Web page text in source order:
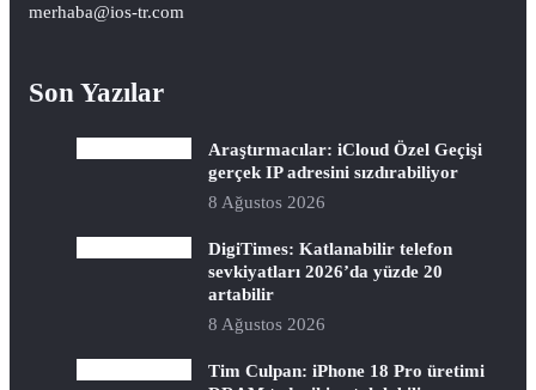
merhaba@ios-tr.com
Son Yazılar
Araştırmacılar: iCloud Özel Geçişi
gerçek IP adresini sızdırabiliyor
8 Ağustos 2026
DigiTimes: Katlanabilir telefon
sevkiyatları 2026’da yüzde 20
artabilir
8 Ağustos 2026
Tim Culpan: iPhone 18 Pro üretimi